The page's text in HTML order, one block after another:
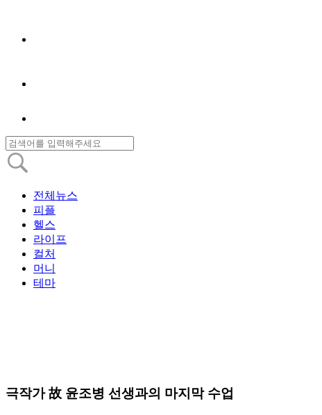
전체뉴스
피플
헬스
라이프
컬처
머니
테마
극작가 故 윤조병 선생과의 마지막 수업